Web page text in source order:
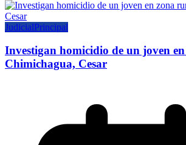
JudicialPrincipal
Investigan homicidio de un joven
Chimichagua, Cesar